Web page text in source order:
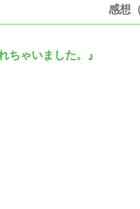
感想
ちゃいました。』